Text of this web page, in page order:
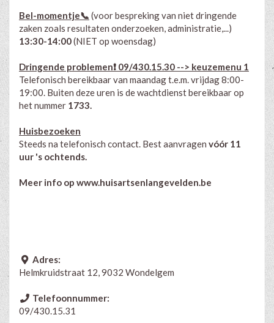
Bel-momentje📞 (voorbespreking van niet dringende
zaken zoals resultaten onderzoeken, administratie,...)
13:30-14:00(NIET op woensdag)
Dringende problemen❗ 09/430.15.30 --> keuzemenu 1
Telefonisch bereikbaar van maandag t.e.m. vrijdag 8:00-
19:00. Buiten deze uren is de wachtdienst bereikbaar op
het nummer 1733.
Huisbezoeken
Steeds na telefonisch contact. Best aanvragen vóór 11
uur 's ochtends.
Meer info op www.huisartsenlangevelden.be
Adres:
Helmkruidstraat 12, 9032 Wondelgem
Telefoonnummer:
09/430.15.31